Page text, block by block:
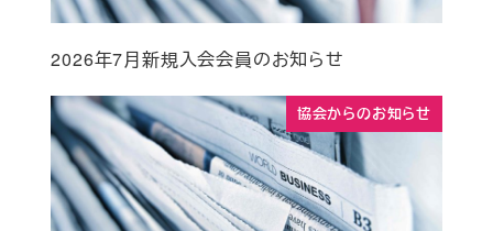
2026年7月新規入会会員のお知らせ
協会からのお知らせ